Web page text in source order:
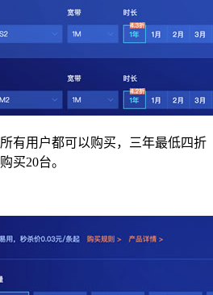
有用户都可以购买，三年最低四折
买20台。